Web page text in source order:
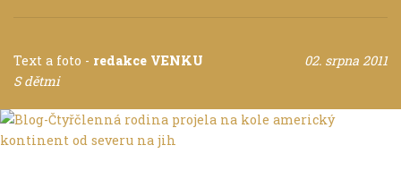
Text a foto - redakce VENKU
02. srpna 2011
S dětmi